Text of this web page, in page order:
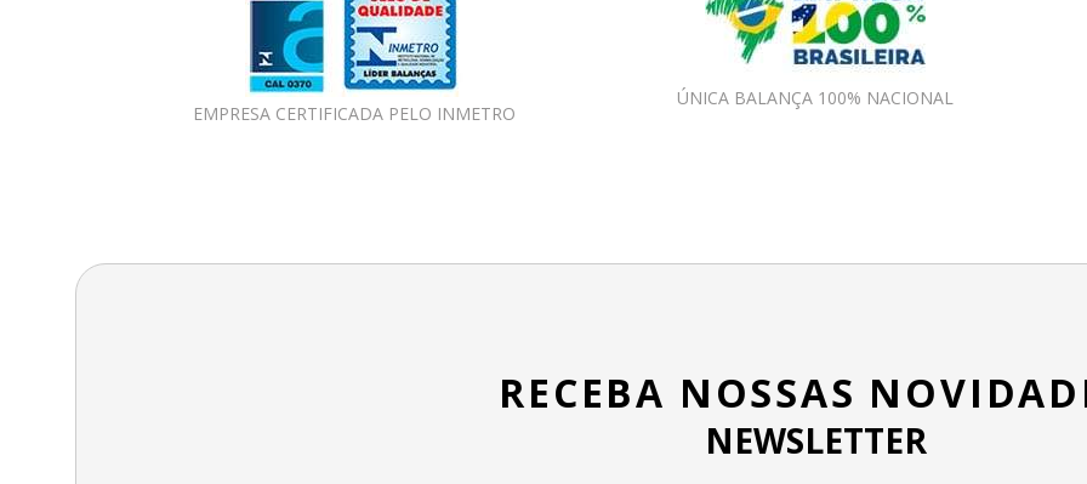
EMPRESA CERTIFICADA PELO INMETRO
ÚNICA BALANÇA 100% NACIONAL
RECEBA NOSSAS
NEWSLETTER